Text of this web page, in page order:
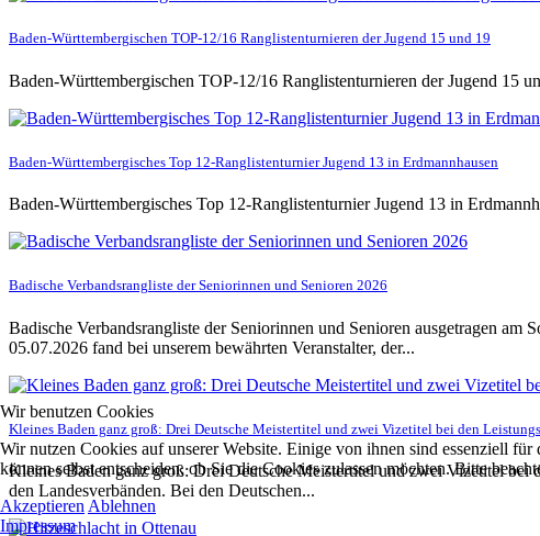
Baden-Württembergischen TOP-12/16 Ranglistenturnieren der Jugend 15 und 19
Baden-Württembergischen TOP-12/16 Ranglistenturnieren der Jugend 15
Baden-Württembergisches Top 12-Ranglistenturnier Jugend 13 in Erdmannhausen
Baden-Württembergisches Top 12-Ranglistenturnier Jugend 13 in
Badische Verbandsrangliste der Seniorinnen und Senioren 2026
Badische Verbandsrangliste der Seniorinnen und Senioren ausgetragen
05.07.2026 fand bei unserem bewährten Veranstalter, der...
Kleines Baden ganz groß: Drei Deutsche Meistertitel und zwei Vizetitel bei den
Kleines Baden ganz groß: Drei Deutsche Meistertitel und zwei Vizetitel bei
den Landesverbänden. Bei den Deutschen...
Wir benutzen Cookies
Wir nutzen Cookies auf unserer Website. Einige von ihnen sind essenziell
können selbst entscheiden, ob Sie die Cookies zulassen möchten. Bitte
Akzeptieren Ablehnen
Impressum